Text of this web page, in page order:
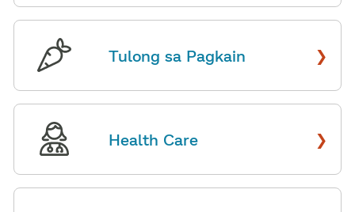
Tulong sa Pagkain ›
Health Care ›